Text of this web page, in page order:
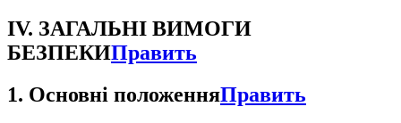
IV. ЗАГАЛЬНІ ВИМОГИ
БЕЗПЕКИПравить
1. Основні положенняПравить